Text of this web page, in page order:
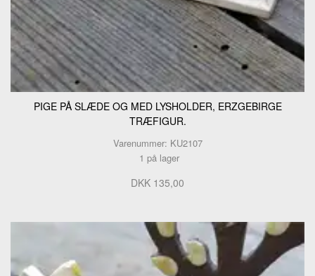
PIGE PÅ SLÆDE OG MED LYSHOLDER, ERZGEBIRGE
TRÆFIGUR.
Varenummer: KU2107
1 på lager
DKK 135,00